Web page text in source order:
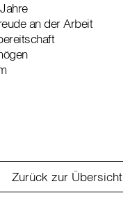
an der Arbeit
Zurück zur Übersicht